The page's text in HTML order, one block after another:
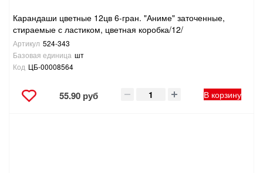
Карандаши цветные 12цв 6-гран. "Аниме" заточенные,
стираемые с ластиком, цветная коробка/12/
Артикул 524-343
Базовая единица шт
Код ЦБ-00008564
55.90 руб В корзину